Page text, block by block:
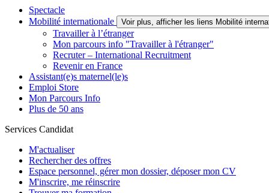
Spectacle
Mobilité internationale
Voir plus, afficher les liens Mobilité
Travailler à l’étranger
Mon parcours info "Travailler à l'étranger"
Recruter – International Recruitment
Revenir en France
Assistant(e)s maternel(le)s
Emploi Store
Mon Parcours Info
Plus de 50 ans
Services Candidat
M'actualiser
Rechercher des offres
Espace personnel, gérer mon dossier, déposer mon CV
M'inscrire, me réinscrire